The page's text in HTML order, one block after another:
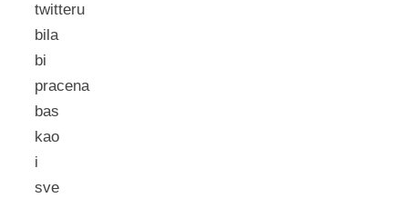
twitteru
bila
bi
pracena
bas
kao
i
sve